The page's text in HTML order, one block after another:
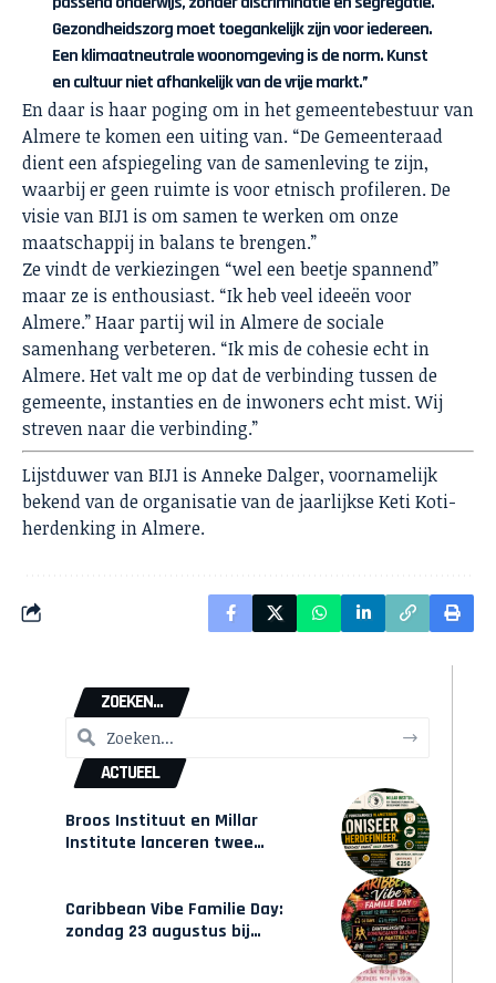
Gezondheidszorg moet toegankelijk zijn voor iedereen.
Een klimaatneutrale woonomgeving is de norm. Kunst
en cultuur niet afhankelijk van de vrije markt.”
En daar is haar poging om in het gemeentebestuur van
Almere te komen een uiting van. “De Gemeenteraad
dient een afspiegeling van de samenleving te zijn,
waarbij er geen ruimte is voor etnisch profileren. De
visie van BIJ1 is om samen te werken om onze
maatschappij in balans te brengen.”
Ze vindt de verkiezingen “wel een beetje spannend”
maar ze is enthousiast. “Ik heb veel ideeën voor
Almere.” Haar partij wil in Almere de sociale
samenhang verbeteren. “Ik mis de cohesie echt in
Almere. Het valt me op dat de verbinding tussen de
gemeente, instanties en de inwoners echt mist. Wij
streven naar die verbinding.”
Lijstduwer van BIJ1 is Anneke Dalger, voornamelijk
bekend van de organisatie van de jaarlijkse Keti Koti-
herdenking in Almere.
ZOEKEN...
ACTUEEL
Broos Instituut en Millar
Institute lanceren twee
Caribbean Vibe Familie Day:
zondag 23 augustus bij